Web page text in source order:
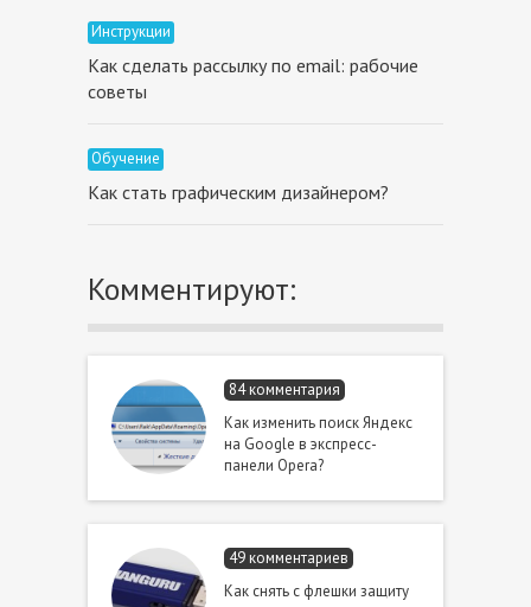
Инструкции
Как сделать рассылку по email: рабочие
советы
Обучение
Как стать графическим дизайнером?
Комментируют:
84 комментария
Как изменить поиск Яндекс
на Google в экспресс-
панели Opera?
49 комментариев
Как снять с флешки защиту